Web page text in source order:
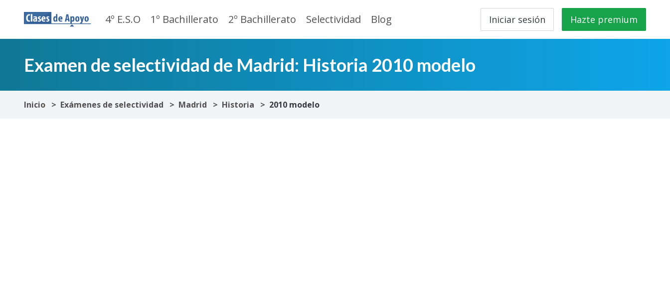
4º E.S.O 1º Bachillerato 2º Bachillerato Selectividad Blog Iniciar sesión Hazte premium
Examen de selectividad de Madrid: Historia 2010 modelo
Inicio Exámenes de selectividad Madrid Historia 2010 modelo